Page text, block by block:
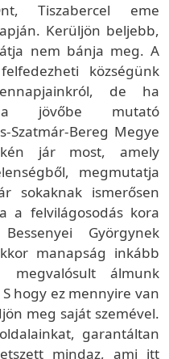
Tiszabercel eme
Kerüljön beljebb,
nem bánja meg. A
községünk
de ha
a jövőbe mutató
Szatmár-Bereg Megye
jár most, amely
megmutatja
sokaknak ismerősen
a felvilágosodás kora
Györgynek
manapság inkább
megvalósult álmunk
hogy ez mennyire van
meg saját szemével.
garantáltan
mindaz, ami itt